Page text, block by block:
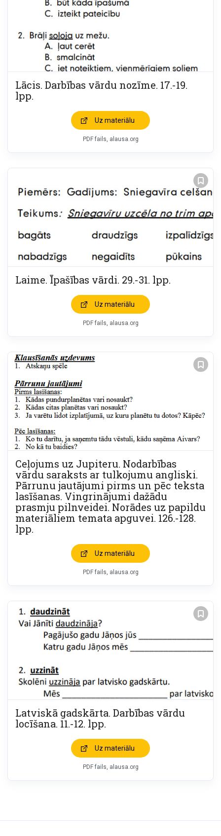
Lācis. Darbības vārdu nozīme. 17.-19.
lpp.
Uz materiālu
PDF fails, alausa.org
Laime. Īpašības vārdi. 29.-31. lpp.
Uz materiālu
PDF fails, alausa.org
Ceļojums uz Jupiteru. Nodarbības
vārdu saraksts ar tulkojumu angliski.
Pārrunu jautājumi pirms un pēc teksta
lasīšanas. Vingrinājumi dažādu
prasmju pilnveidei. Norādes uz papildu
materiāliem temata apguvei. 126.-128.
lpp.
Uz materiālu
PDF fails, alausa.org
Latviskā gadskārta. Darbības vārdu
locīšana. 11.-12. lpp.
Uz materiālu
PDF fails, alausa.org